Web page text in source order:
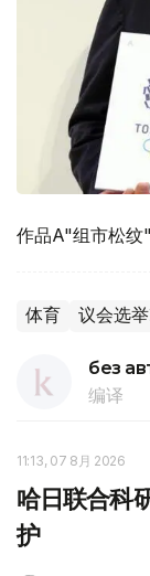
作品A"组市松纹
体育 议会选
без
编译
11:13, 07 8月 2026
哈日联合科
护